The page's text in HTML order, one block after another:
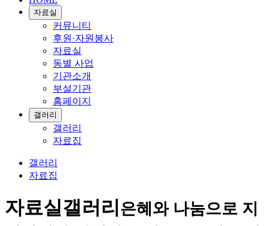
자료실
커뮤니티
후원·자원봉사
자료실
동별 사업
기관소개
부설기관
홈페이지
갤러리
갤러리
자료집
갤러리
자료집
자료실갤러리은혜와 나눔으로 지